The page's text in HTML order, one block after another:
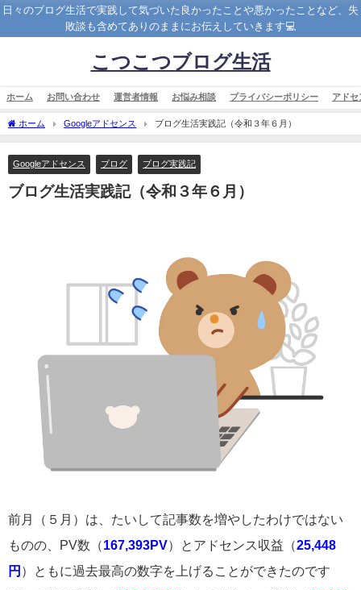
日々のブログ生活で実践して気づいた良かったことや悪かったことなど、失
敗談も含めてありのままにお伝えしていきます💻
こつこつブログ生活
ホーム お問い合わせ 運営者情報 お悩み相談 プライバシーポリシー アドセ
ホーム Googleアドセンス ブログ生活実践記（令和３年６月）
Googleアドセンス ブログ ブログ実践記
ブログ生活実践記（令和３年６月）
前月（５月）は、たいして記事数を増やしたわけではない
ものの、PV数（167,393PV）とアドセンス収益（25,448
円 ）ともに過去最高の数字を上げることができたのです